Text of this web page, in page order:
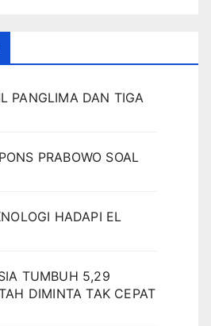
PANGLIMA DAN TIGA
PRABOWO SOAL
HADAPI EL
TUMBUH 5,29
DIMINTA TAK CEPAT